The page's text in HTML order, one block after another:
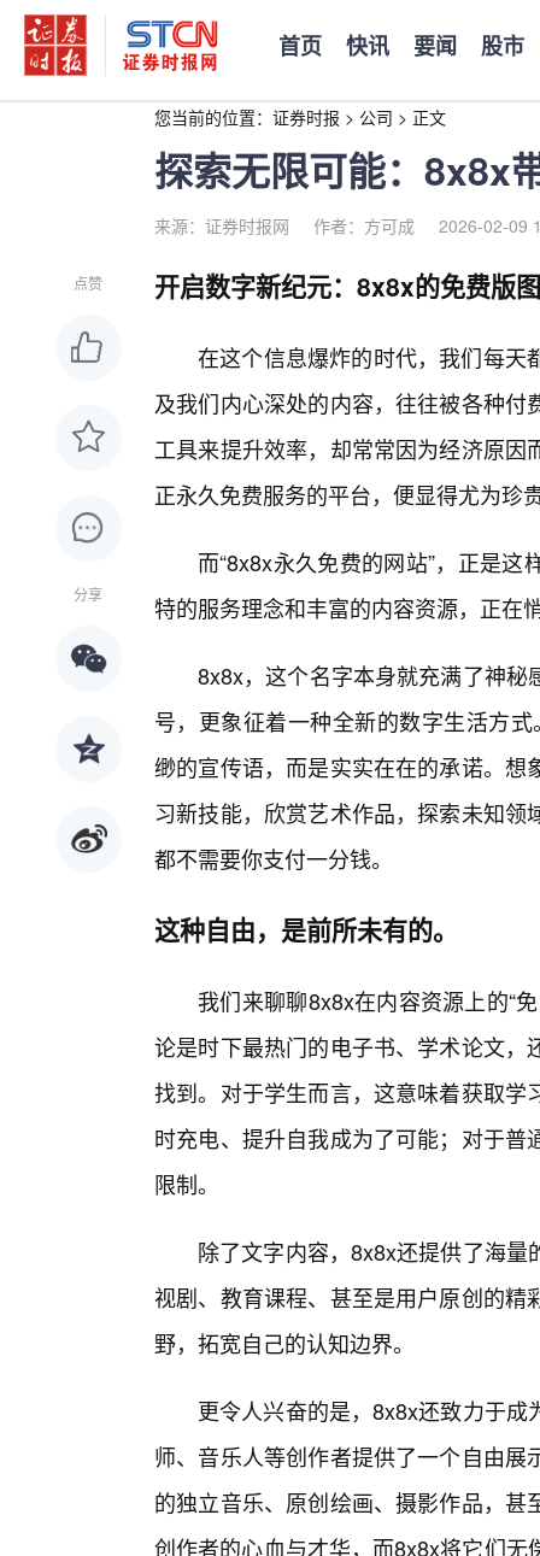
首页 快讯 要闻 股市
您当前的位置： 证券时报 > 公司 > 正文
探索无限可能：8x8x
来源：证券时报网 作者：方可成 2026-02-09
点赞
分享
开启数字新纪元：8x8x的免费版图
在这个信息爆炸的时代，我们每天
及我们内心深处的内容，往往被各种
工具来提升效率，却常常因为经济原
正永久免费服务的平台，便显得尤为珍
而“8x8x永久免费的网站”，正是
特的服务理念和丰富的内容资源，正在
8x8x，这个名字本身就充满了神
号，更象征着一种全新的数字生活方式
缈的宣传语，而是实实在在的承诺。
习新技能，欣赏艺术作品，探索未知
都不需要你支付一分钱。
这种自由，是前所未有的。
我们来聊聊8x8x在内容资源上的“
论是时下最热门的电子书、学术论文
找到。对于学生而言，这意味着获取
时充电、提升自我成为了可能；对于
限制。
除了文字内容，8x8x还提供了海
视剧、教育课程、甚至是用户原创的
野，拓宽自己的认知边界。
更令人兴奋的是，8x8x还致力于
师、音乐人等创作者提供了一个自由
的独立音乐、原创绘画、摄影作品，
创作者的心血与才华，而8x8x将它们